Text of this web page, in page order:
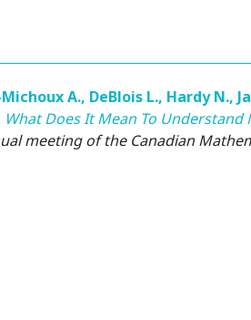
A., DeBlois L., Hardy N.,
What Does It Mean To
meeting of the Canadian